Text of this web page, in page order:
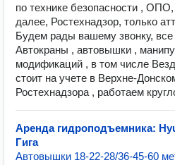
по технике безопасности ,
далее, Ростехнадзор, только
Будем рады вашему звонку,
Автокраны , автовышки ,
модификаций , в том числе
стоит на учете в Верхне-
Ростехнадзора , работаем
Аренда гидроподъемника:
Гига
Автовышки 18-22-28/36-45-60